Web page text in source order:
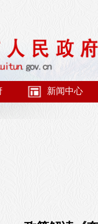
新闻中心